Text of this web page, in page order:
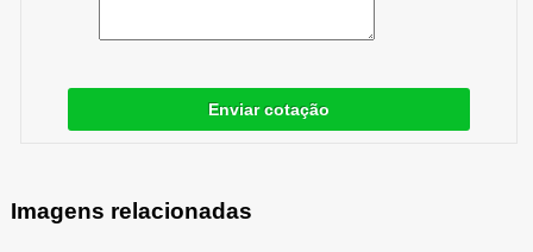
Enviar cotação
Imagens relacionadas